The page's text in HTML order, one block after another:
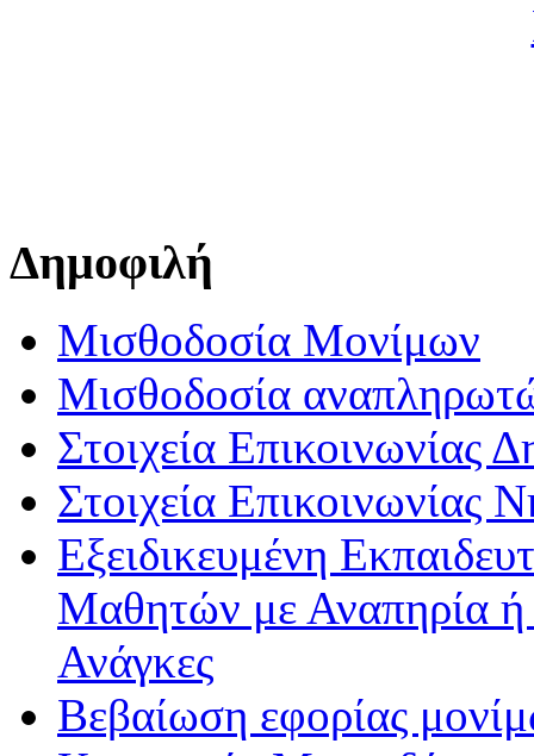
Δημοφιλή
Μισθοδοσία Μονίμων
Μισθοδοσία
Στοιχεία Επικοινωνίας
Στοιχεία Επικοινωνίας
Εξειδικευμένη
Μαθητών με Αναπηρία ή /
Ανάγκες
Βεβαίωση εφορίας